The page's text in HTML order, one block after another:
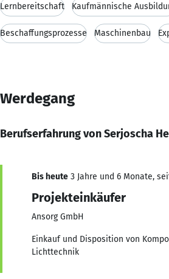
Lernbereitschaft Kaufmännische
Beschaffungsprozesse Maschinenbau
Werdegang
Berufserfahrung von Serjoscha
Bis heute 3 Jahre und 6 Monate,
Projekteinkäufer
Ansorg GmbH
Einkauf und Disposition von
Lichttechnik